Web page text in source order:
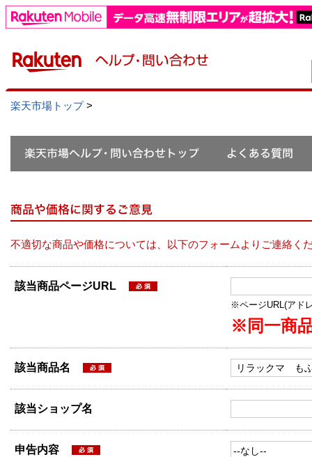
楽天市場トップ>
不適切な商品や価格については、以下のフォームよりご連絡く
該当商品ページURL
※ページURL(アド
※同一商
該当商品名
該当ショップ名
申告内容